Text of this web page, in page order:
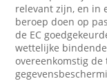
relevant zijn, en in
beroep doen op
de EC
wettelijke
overeenkomstig de